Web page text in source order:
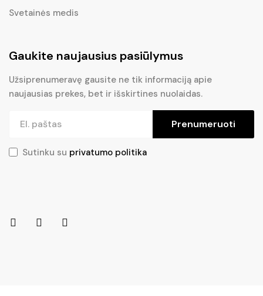
Svetainės medis
Gaukite naujausius pasiūlymus
Užsiprenumeravę gausite ne tik informaciją apie
naujausias prekes, bet ir išskirtines nuolaidas.
Prenumeruoti
Sutinku su privatumo politika